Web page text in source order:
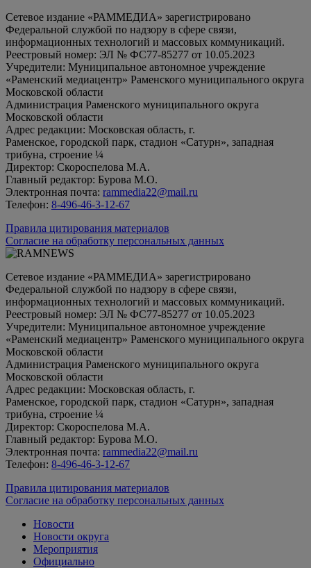
Сетевое издание «РАММЕДИА» зарегистрировано
Федеральной службой по надзору в сфере связи,
информационных технологий и массовых коммуникаций.
Реестровый номер: ЭЛ № ФС77-85277 от 10.05.2023
Учредители: Муниципальное автономное учреждение
«Раменский медиацентр» Раменского муниципального округа
Московской области
Администрация Раменского муниципального округа
Московской области
Адрес редакции: Московская область, г.
Раменское, городской парк, стадион «Сатурн», западная
трибуна, строение ¼
Директор: Скороспелова М.А.
Главный редактор: Бурова М.О.
Электронная почта: rammedia22@mail.ru
Телефон: 8-496-46-3-12-67
Правила цитирования материалов
Согласие на обработку персональных данных
Сетевое издание «РАММЕДИА» зарегистрировано
Федеральной службой по надзору в сфере связи,
информационных технологий и массовых коммуникаций.
Реестровый номер: ЭЛ № ФС77-85277 от 10.05.2023
Учредители: Муниципальное автономное учреждение
«Раменский медиацентр» Раменского муниципального округа
Московской области
Администрация Раменского муниципального округа
Московской области
Адрес редакции: Московская область, г.
Раменское, городской парк, стадион «Сатурн», западная
трибуна, строение ¼
Директор: Скороспелова М.А.
Главный редактор: Бурова М.О.
Электронная почта: rammedia22@mail.ru
Телефон: 8-496-46-3-12-67
Правила цитирования материалов
Согласие на обработку персональных данных
Новости
Новости округа
Мероприятия
Официально